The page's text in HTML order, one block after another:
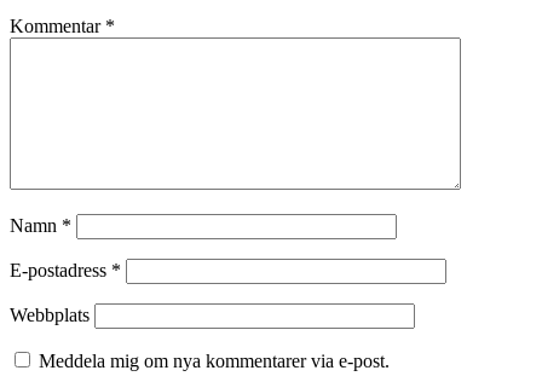
Kommentar *
Namn *
E-postadress *
Webbplats
Meddela mig om nya kommentarer via e-post.